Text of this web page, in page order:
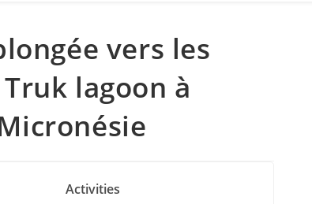
vers les
lagoon à
Activities